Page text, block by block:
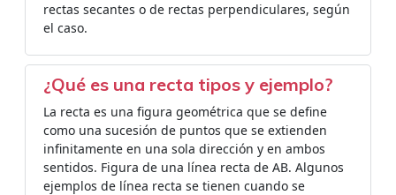
rectas secantes o de rectas perpendiculares, según
el caso.
¿Qué es una recta tipos y ejemplo?
La recta es una figura geométrica que se define
como una sucesión de puntos que se extienden
infinitamente en una sola dirección y en ambos
sentidos. Figura de una línea recta de AB. Algunos
ejemplos de línea recta se tienen cuando se